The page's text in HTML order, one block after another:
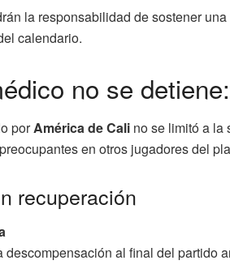
la responsabilidad de sostener
calendario.
no se
porAmérica de Cali no se limitó a la
en otros jugadores del
recuperación
descompensación al final del partido